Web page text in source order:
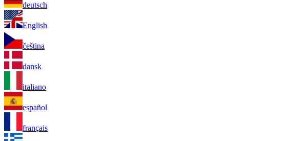
deutsch
English
čeština
dansk
italiano
español
français